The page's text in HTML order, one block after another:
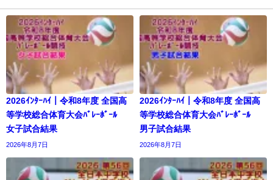
2026ｲﾝﾀｰﾊｲ｜令和8年度 全国高
等学校総合体育大会ﾊﾞﾚｰﾎﾞｰﾙ
女子試合結果
2026年8月7日
2026ｲﾝﾀｰﾊｲ｜令和8年度 全国高
等学校総合体育大会ﾊﾞﾚｰﾎﾞｰﾙ
男子試合結果
2026年8月7日